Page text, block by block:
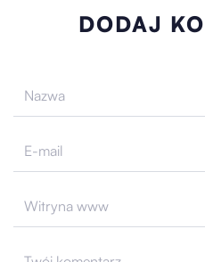
DODAJ